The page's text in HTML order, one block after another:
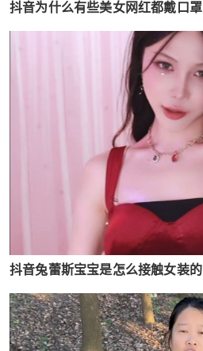
抖音为什么有些美女网红都戴口罩
抖音兔蕾斯宝宝是怎么接触女装的